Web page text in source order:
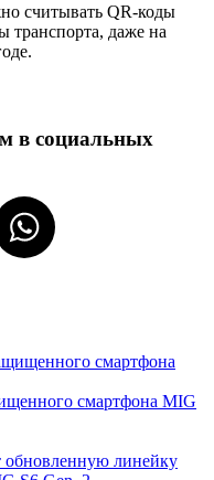
считывать QR-коды
транспорта, даже на
в социальных
смартфона MIG